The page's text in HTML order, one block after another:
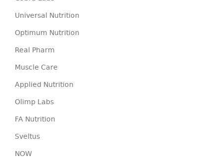
Universal Nutrition
Optimum Nutrition
Real Pharm
Muscle Care
Applied Nutrition
Olimp Labs
FA Nutrition
Sveltus
NOW